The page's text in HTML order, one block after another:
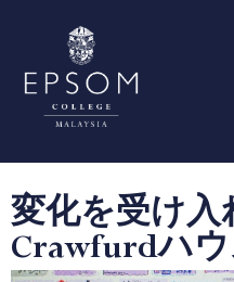
変化を受け
Crawfurdハ